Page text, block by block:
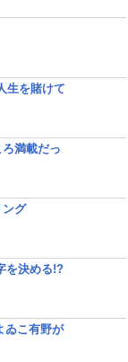
生を賭けて
ろ満載だっ
グ
を決める!?
ゐこ有野が